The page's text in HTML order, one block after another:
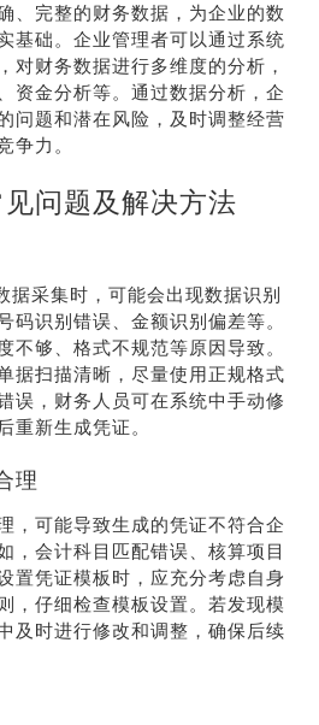
、完整的财务数据，为企业的数
基础。企业管理者可以通过系统
对财务数据进行多维度的分析，
资金分析等。通过数据分析，企
问题和潜在风险，及时调整经营
争力。
问题及解决方法
据采集时，可能会出现数据识别
码识别错误、金额识别偏差等。
不够、格式不规范等原因导致。
据扫描清晰，尽量使用正规格式
误，财务人员可在系统中手动修
重新生成凭证。
理
，可能导致生成的凭证不符合企
，会计科目匹配错误、核算项目
置凭证模板时，应充分考虑自身
，仔细检查模板设置。若发现模
及时进行修改和调整，确保后续